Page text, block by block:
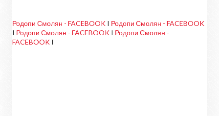
Родопи Смолян - FACEBOOK I Родопи Смолян - FACEBOOK
I Родопи Смолян - FACEBOOK I Родопи Смолян -
FACEBOOK I